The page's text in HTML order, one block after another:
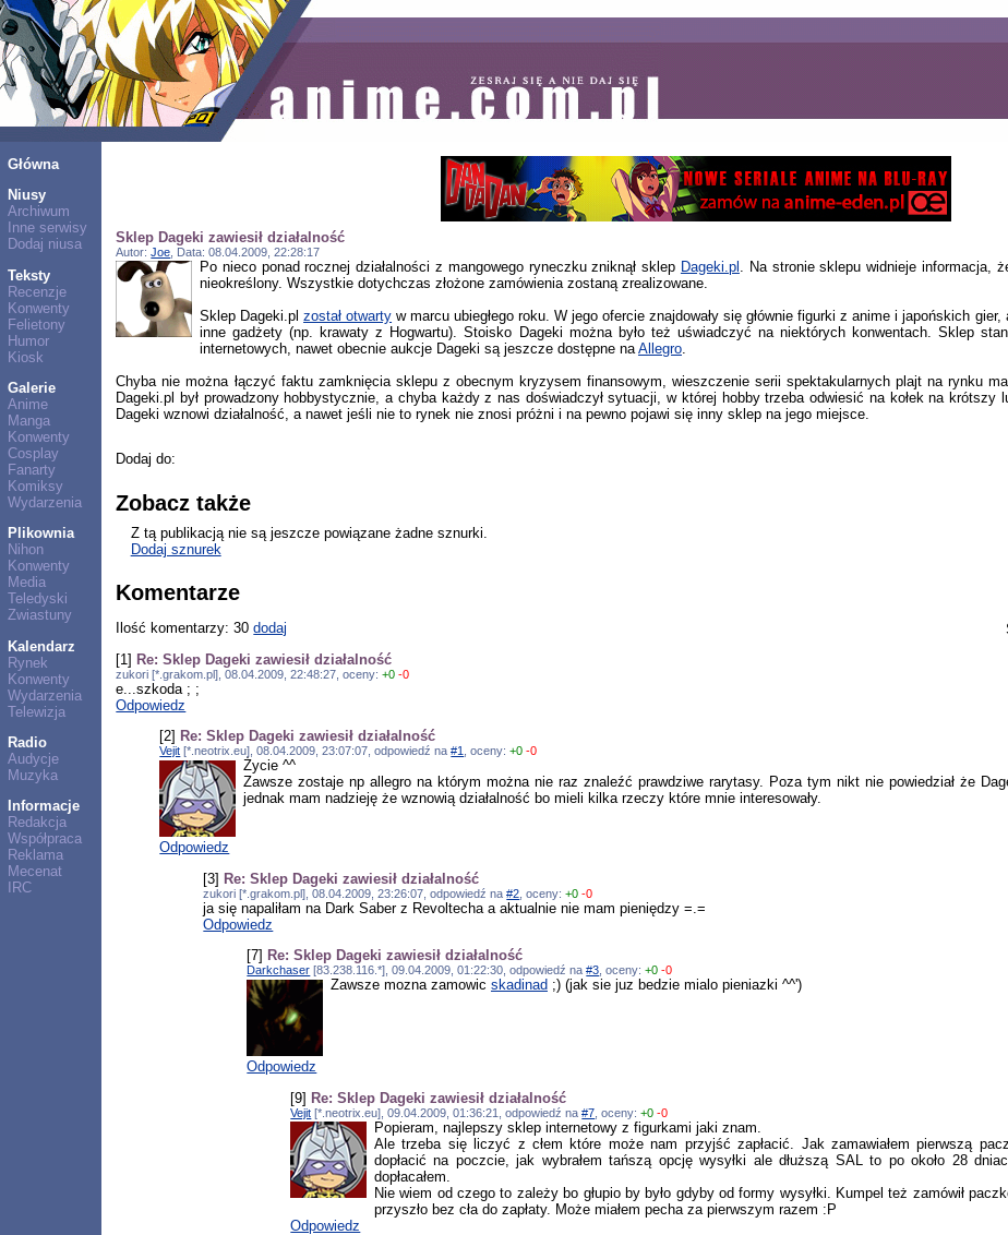
Główna
Niusy
Archiwum
Inne serwisy
Dodaj niusa
Teksty
Recenzje
Konwenty
Felietony
Humor
Kiosk
Galerie
Anime
Manga
Konwenty
Cosplay
Fanarty
Komiksy
Wydarzenia
Plikownia
Nihon
Konwenty
Media
Teledyski
Zwiastuny
Kalendarz
Rynek
Konwenty
Wydarzenia
Telewizja
Radio
Audycje
Muzyka
Informacje
Redakcja
Współpraca
Reklama
Mecenat
IRC
Sklep Dageki zawiesił działalność
Autor:Joe , Data: 08.04.2009, 22:28:17
Po nieco ponad rocznej działalności z mangowego ryneczku zniknął sklep Dageki.pl . Na stronie sklepu widnieje informacja,
nieokreślony. Wszystkie dotychczas złożone zamówienia zostaną zrealizowane.
Sklep Dageki.plzostał otwarty w marcu ubiegłego roku. W jego ofercie znajdowały się głównie figurki z anime i japońskich
inne gadżety (np. krawaty z Hogwartu). Stoisko Dageki można było też uświadczyć na niektórych konwentach. Sklep
internetowych, nawet obecnie aukcje Dageki są jeszcze dostępne na Allegro.
Chyba nie można łączyć faktu zamknięcia sklepu z obecnym kryzysem finansowym, wieszczenie serii spektakularnych plajt na rynku
Dageki.pl był prowadzony hobbystycznie, a chyba każdy z nas doświadczył sytuacji, w której hobby trzeba odwiesić na kołek na
Dageki wznowi działalność, a nawet jeśli nie to rynek nie znosi próżni i na pewno pojawi się inny sklep na jego miejsce.
Dodaj do:
Zobacz także
Z tą publikacją nie są jeszcze powiązane żadne sznurki.
Dodaj sznurek
Komentarze
Ilość komentarzy: 30dodaj
[1] Re: Sklep Dageki zawiesił działalność
zukori [*.grakom.pl], 08.04.2009, 22:48:27, oceny:+0 -0
e...szkoda ; ;
Odpowiedz
[2] Re: Sklep Dageki zawiesił działalność
Vejit [*.neotrix.eu], 08.04.2009, 23:07:07, odpowiedź na#1 , oceny:+0 -0
Życie ^^
Zawsze zostaje np allegro na którym można nie raz znaleźć prawdziwe rarytasy. Poza tym nikt nie powiedział że
jednak mam nadzieję że wznowią działalność bo mieli kilka rzeczy które mnie interesowały.
Odpowiedz
[3] Re: Sklep Dageki zawiesił działalność
zukori [*.grakom.pl], 08.04.2009, 23:26:07, odpowiedź na#2 , oceny:+0 -0
ja się napaliłam na Dark Saber z Revoltecha a aktualnie nie mam pieniędzy =.=
Odpowiedz
[7] Re: Sklep Dageki zawiesił działalność
Darkchaser [83.238.116.*], 09.04.2009, 01:22:30, odpowiedź na#3 , oceny:+0 -0
Zawsze mozna zamowic skadinad ;) (jak sie juz bedzie mialo pieniazki ^^')
Odpowiedz
[9] Re: Sklep Dageki zawiesił działalność
Vejit [*.neotrix.eu], 09.04.2009, 01:36:21, odpowiedź na#7 , oceny:+0 -0
Popieram, najlepszy sklep internetowy z figurkami jaki znam.
Ale trzeba się liczyć z cłem które może nam przyjść zapłacić. Jak zamawiałem pierwszą
dopłacić na poczcie, jak wybrałem tańszą opcję wysyłki ale dłuższą SAL to po około 28
dopłacałem.
Nie wiem od czego to zależy bo głupio by było gdyby od formy wysyłki. Kumpel też zamówił
przyszło bez cła do zapłaty. Może miałem pecha za pierwszym razem :P
Odpowiedz